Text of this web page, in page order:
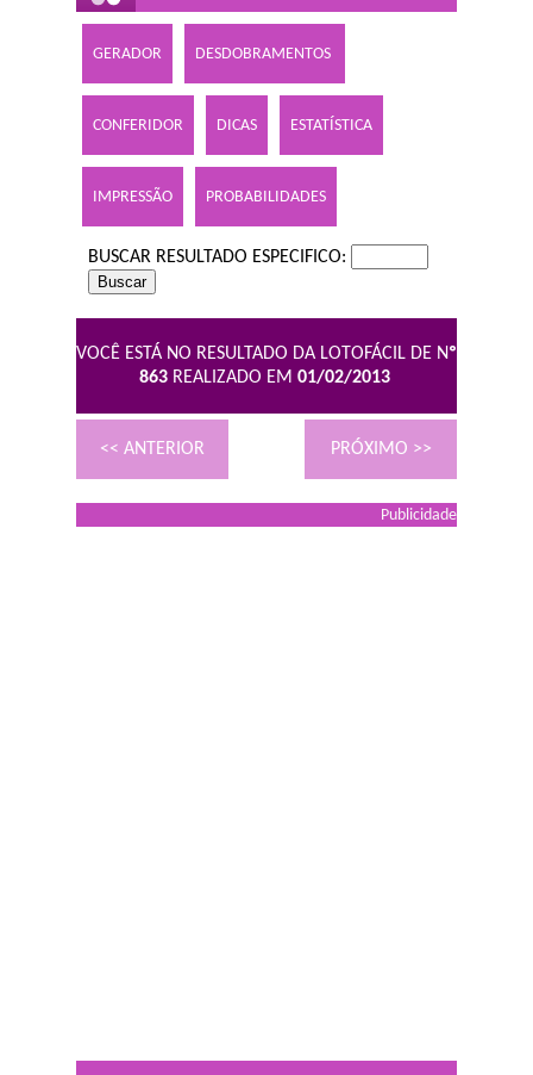
GERADOR DESDOBRAMENTOS
CONFERIDOR DICAS ESTATÍSTICA
IMPRESSÃO PROBABILIDADES
BUSCAR RESULTADO ESPECIFICO:
VOCÊ ESTÁ NO RESULTADO DA LOTOFÁCIL DE Nº
863 REALIZADO EM 01/02/2013
<< ANTERIOR PRÓXIMO >>
Publicidade